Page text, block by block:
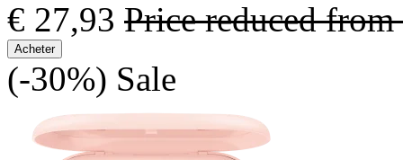
€ 27,93 Price reduced from
Acheter
(-30%) Sale